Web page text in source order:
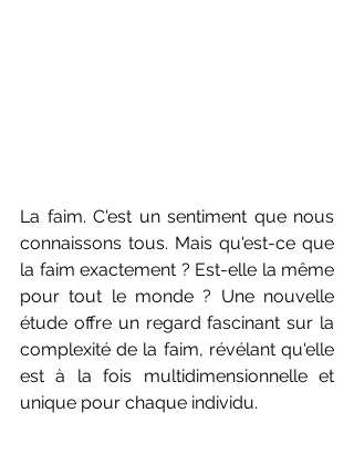
La faim. C'est un sentiment que nous
connaissons tous. Mais qu'est-ce que
la faim exactement ? Est-elle la même
pour tout le monde ? Une nouvelle
étude offre un regard fascinant sur la
complexité de la faim, révélant qu'elle
est à la fois multidimensionnelle et
unique pour chaque individu.